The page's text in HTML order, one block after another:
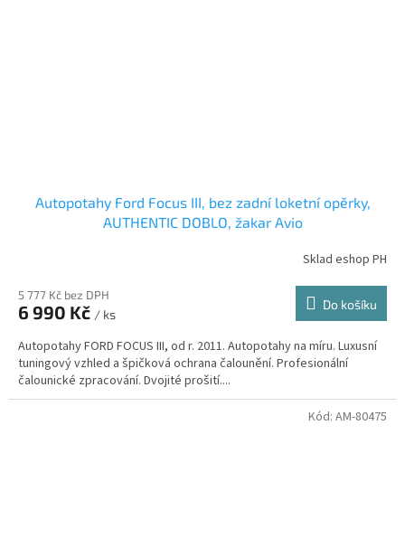
Autopotahy Ford Focus III, bez zadní loketní opěrky,
AUTHENTIC DOBLO, žakar Avio
Sklad eshop PH
5 777 Kč bez DPH
6 990 Kč / ks
Do košíku
Autopotahy FORD FOCUS III, od r. 2011. Autopotahy na míru. Luxusní
tuningový vzhled a špičková ochrana čalounění. Profesionální
čalounické zpracování. Dvojité prošití....
Kód: AM-80475